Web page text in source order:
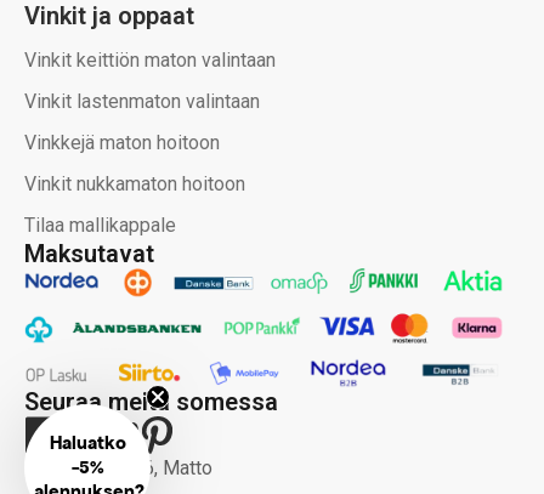
Maksutavat
Seuraa meitä somessa
Copyright 2026, Matto
Vinkit ja oppaat
Vinkit keittiön maton valintaan
Vinkit lastenmaton valintaan
Vinkkejä maton hoitoon
Vinkit nukkamaton hoitoon
Tilaa mallikappale
Haluatko
-5%